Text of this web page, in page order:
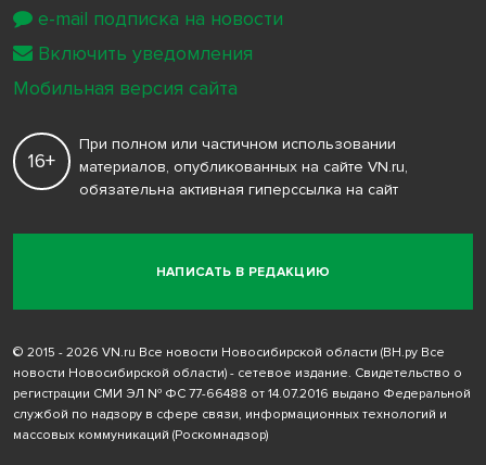
НАПИСАТЬ В РЕДАКЦИЮ
16+
При полном или частичном использовании
материалов, опубликованных на сайте VN.ru,
обязательна активная гиперссылка на сайт
© 2015 - 2026 VN.ru Все новости Новосибирской области (ВН.ру Все
новости Новосибирской области) - сетевое издание. Свидетельство о
регистрации СМИ ЭЛ № ФС 77-66488 от 14.07.2016 выдано Федеральной
службой по надзору в сфере связи, информационных технологий и
массовых коммуникаций (Роскомнадзор)
e-mail подписка на новости
Включить уведомления
Мобильная версия сайта